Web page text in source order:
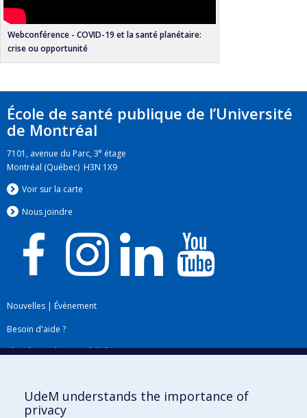
Webconférence - COVID-19 et la santé planétaire:
crise ou opportunité
École de santé publique de l’Université
de Montréal
7101, avenue du Parc, 3e étage
Montréal (Québec) H3N 1X9
Voir sur la carte
Nous joindre
Nouvelles | Événement
Besoin d'aide ?
Plan du site|Accessibilité
UdeM understands the importance of
privacy